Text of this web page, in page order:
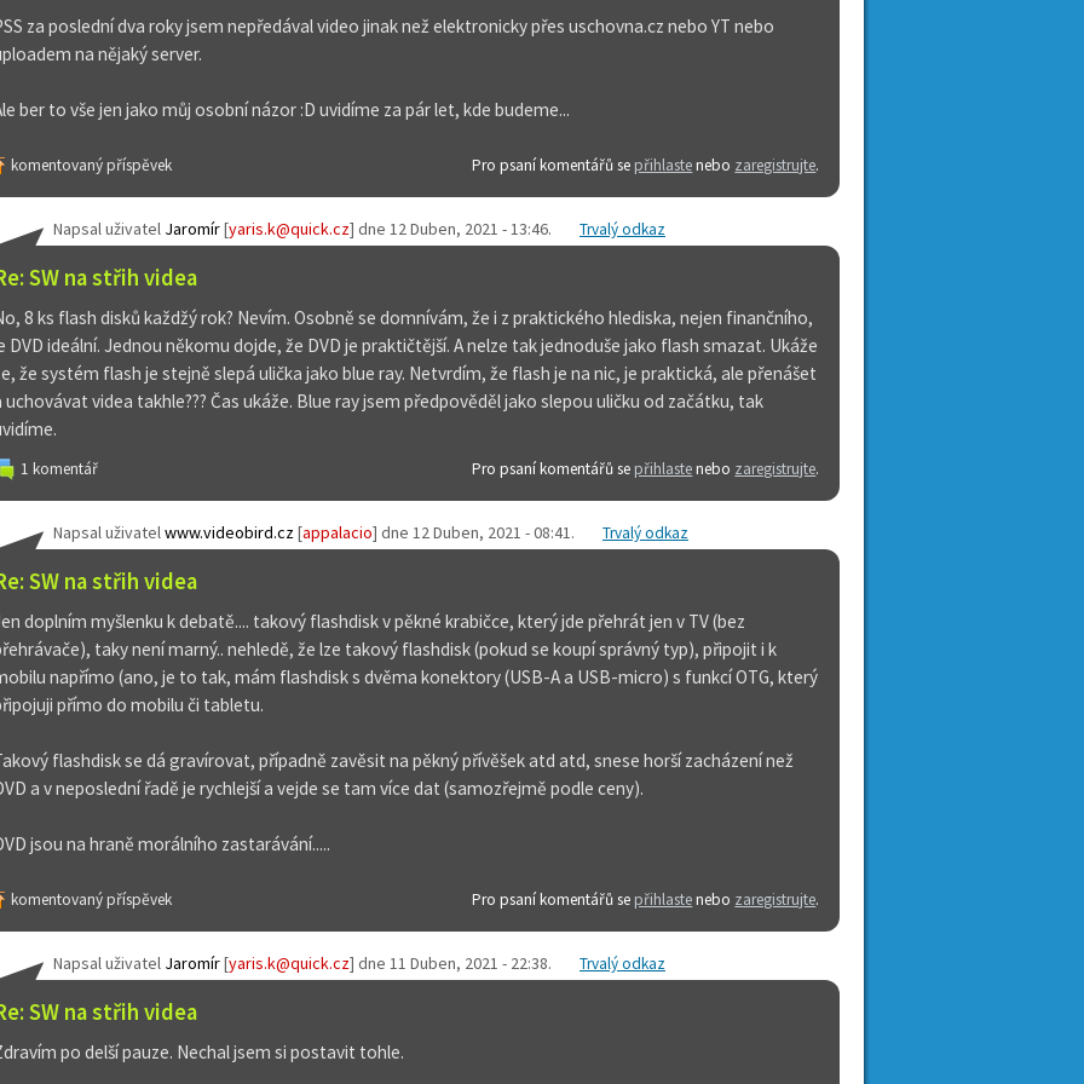
za poslední dva roky jsem nepředával video jinak než elektronicky přes uschovna.cz nebo YT nebo
na nějaký server.
ber to vše jen jako můj osobní názor :D uvidíme za pár let, kde budeme...
Pro psaní komentářů se přihlastenebo zaregistrujte.
komentovaný příspěvek
SW na střih videa
Napsal uživatel Jaromír[yaris.k@quick.cz] dne 12 Duben, 2021 - 13:46. Trvalý odkaz
8 ks flash disků každžý rok? Nevím. Osobně se domnívám, že i z praktického hlediska, nejen finančního,
DVD ideální. Jednou někomu dojde, že DVD je praktičtější. A nelze tak jednoduše jako flash smazat. Ukáže
že systém flash je stejně slepá ulička jako blue ray. Netvrdím, že flash je na nic, je praktická, ale přenášet
uchovávat videa takhle??? Čas ukáže. Blue ray jsem předpověděl jako slepou uličku od začátku, tak
Pro psaní komentářů se přihlastenebo zaregistrujte.
1 komentář
SW na střih videa
Napsal uživatelwww.videobird.cz[appalacio] dne 12 Duben, 2021 - 08:41. Trvalý odkaz
doplním myšlenku k debatě.... takový flashdisk v pěkné krabičce, který jde přehrát jen v TV (bez
taky není marný.. nehledě, že lze takový flashdisk (pokud se koupí správný typ), připojit i k
napřímo (ano, je to tak, mám flashdisk s dvěma konektory (USB-A a USB-micro) s funkcí OTG, který
přímo do mobilu či tabletu.
flashdisk se dá gravírovat, případně zavěsit na pěkný přívěšek atd atd, snese horší zacházení než
a v neposlední řadě je rychlejší a vejde se tam více dat (samozřejmě podle ceny).
jsou na hraně morálního zastarávání.....
Pro psaní komentářů se přihlastenebo zaregistrujte.
komentovaný příspěvek
SW na střih videa
Napsal uživatel Jaromír[yaris.k@quick.cz] dne 11 Duben, 2021 - 22:38. Trvalý odkaz
po delší pauze. Nechal jsem si postavit tohle.